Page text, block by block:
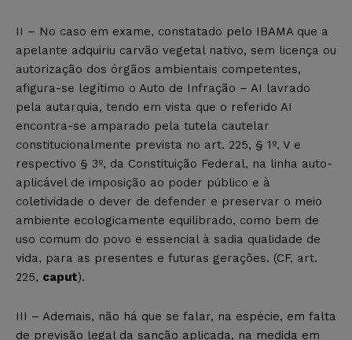
II – No caso em exame, constatado pelo IBAMA que a
apelante adquiriu carvão vegetal nativo, sem licença ou
autorização dos órgãos ambientais competentes,
afigura-se legítimo o Auto de Infração – AI lavrado
pela autarquia, tendo em vista que o referido AI
encontra-se amparado pela tutela cautelar
constitucionalmente prevista no art. 225, § 1º, V e
respectivo § 3º, da Constituição Federal, na linha auto-
aplicável de imposição ao poder público e à
coletividade o dever de defender e preservar o meio
ambiente ecologicamente equilibrado, como bem de
uso comum do povo e essencial à sadia qualidade de
vida, para as presentes e futuras gerações. (CF, art.
225, caput).
III – Ademais, não há que se falar, na espécie, em falta
de previsão legal da sanção aplicada, na medida em